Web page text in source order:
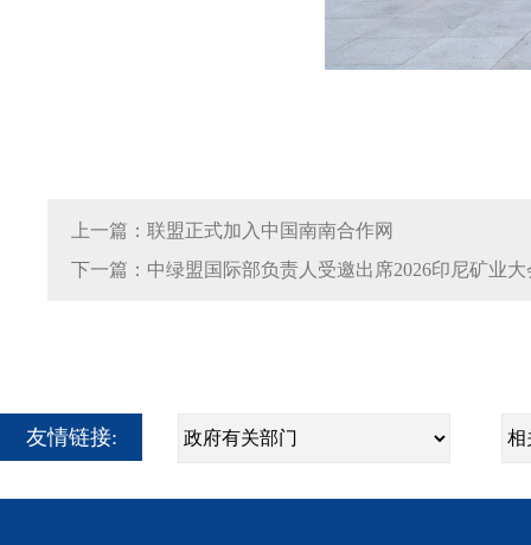
上一篇：联盟正式加入中国南南合作网
下一篇：中绿盟国际部负责人受邀出席2026印尼矿业
友情链接: